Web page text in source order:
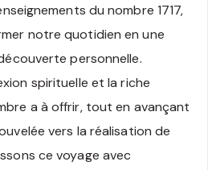
du nombre 1717,
notre quotidien en une
personnelle.
spirituelle et la riche
a à offrir, tout en avançant
vers la réalisation de
ce voyage avec